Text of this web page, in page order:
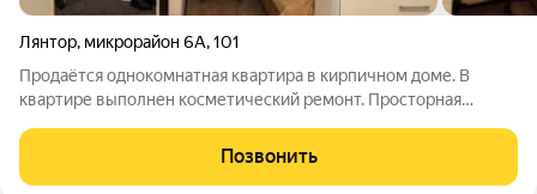
Лянтор, микрорайон 6А,101
Продаётся однокомнатная квартира в кирпичном доме. В
квартире выполнен косметический ремонт. Просторная
двуспальную кровать в нише и отдельно выделить зону
отдыха с телевизором. Кухня стандартная. Есть
Позвонить